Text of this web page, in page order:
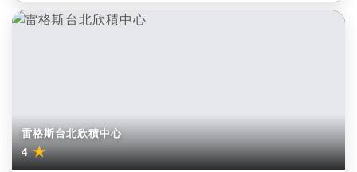
雷格斯台北欣積中心
4★